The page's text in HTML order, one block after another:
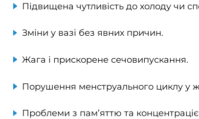
Підвищена чутливість до холоду чи
Зміни у вазі без явних причин.
Жага і прискорене сечовипускання.
Порушення менструального циклу у
Проблеми з пам’яттю та